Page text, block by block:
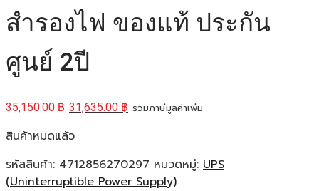
สำรองไฟ ของแท้ ประกัน
ศูนย์ 2ปี
35,150.00฿ 31,635.00 ฿ รวมภาษีมูลค่าเพิ่ม
สินค้าหมดแล้ว
รหัสสินค้า: 4712856270297 หมวดหมู่: UPS
(Uninterruptible Power Supply)